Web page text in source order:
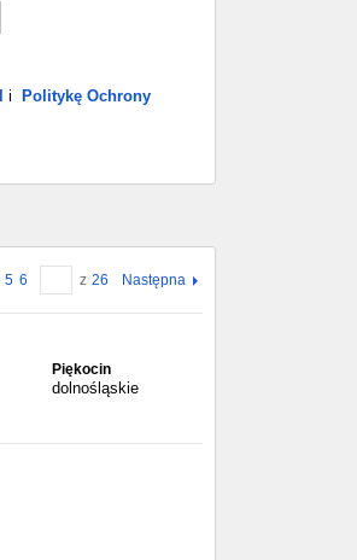
i
Politykę Ochrony
5 6 z 26 Następna
Piękocin
dolnośląskie